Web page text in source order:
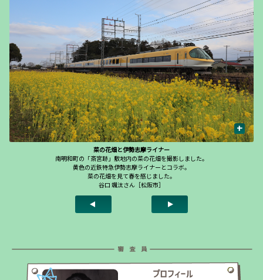
+
菜の花畑と伊勢志摩ライナー
南明和町の「斎宮跡」敷地内の菜の花畑を撮影しました。
黄色の近鉄特急伊勢志摩ライナーとコラボ。
菜の花畑を見て春を感じました。
谷口 颯汰さん［松阪市］